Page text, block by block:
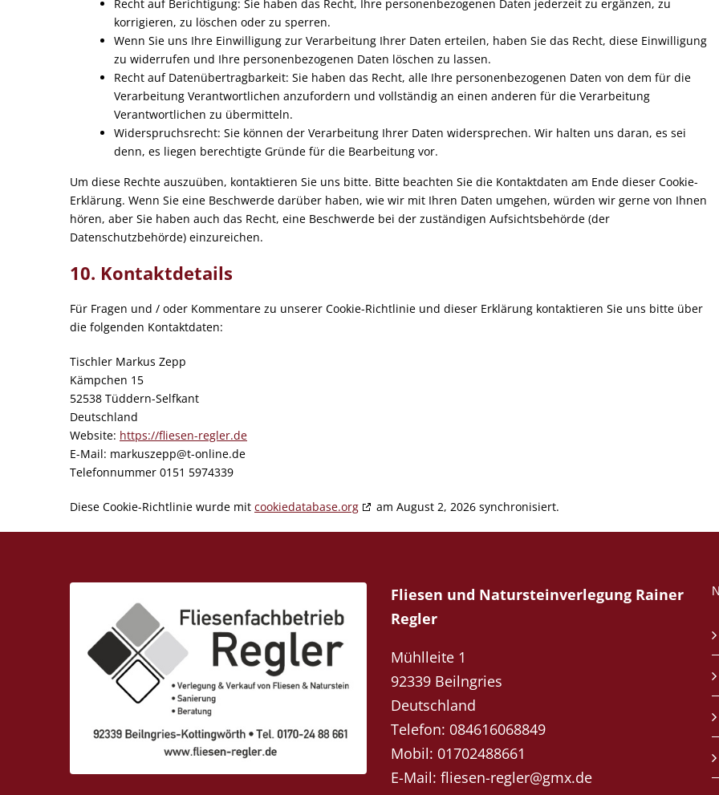
Recht auf Berichtigung: Sie haben das Recht, Ihre personenbezogenen Daten jederzeit zu ergänzen, zu
korrigieren, zu löschen oder zu sperren.
Wenn Sie uns Ihre Einwilligung zur Verarbeitung Ihrer Daten erteilen, haben Sie das Recht, diese Einwilligung
zu widerrufen und Ihre personenbezogenen Daten löschen zu lassen.
Recht auf Datenübertragbarkeit: Sie haben das Recht, alle Ihre personenbezogenen Daten von dem für die
Verarbeitung Verantwortlichen anzufordern und vollständig an einen anderen für die Verarbeitung
Verantwortlichen zu übermitteln.
Widerspruchsrecht: Sie können der Verarbeitung Ihrer Daten widersprechen. Wir halten uns daran, es sei
denn, es liegen berechtigte Gründe für die Bearbeitung vor.
Um diese Rechte auszuüben, kontaktieren Sie uns bitte. Bitte beachten Sie die Kontaktdaten am Ende dieser Cookie-
Erklärung. Wenn Sie eine Beschwerde darüber haben, wie wir mit Ihren Daten umgehen, würden wir gerne von Ihnen
hören, aber Sie haben auch das Recht, eine Beschwerde bei der zuständigen Aufsichtsbehörde (der
Datenschutzbehörde) einzureichen.
10. Kontaktdetails
Für Fragen und / oder Kommentare zu unserer Cookie-Richtlinie und dieser Erklärung kontaktieren Sie uns bitte über
die folgenden Kontaktdaten:
Tischler Markus Zepp
Kämpchen 15
52538 Tüddern-Selfkant
Deutschland
Website: https://fliesen-regler.de
E-Mail: markuszepp@t-online.de
Telefonnummer 0151 5974339
Diese Cookie-Richtlinie wurde mit cookiedatabase.org am August 2, 2026 synchronisiert.
Fliesen und Natursteinverlegung Rainer
Regler
Mühlleite 1
92339 Beilngries
Deutschland
Telefon: 084616068849
Mobil: 01702488661
E-Mail: fliesen-regler@gmx.de